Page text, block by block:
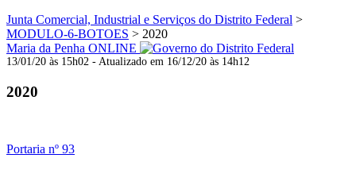
Junta Comercial, Industrial e Serviços do Distrito Federal >
MODULO-6-BOTOES > 2020
Maria da Penha ONLINE
13/01/20 às 15h02 - Atualizado em 16/12/20 às 14h12
2020
Portaria nº 93